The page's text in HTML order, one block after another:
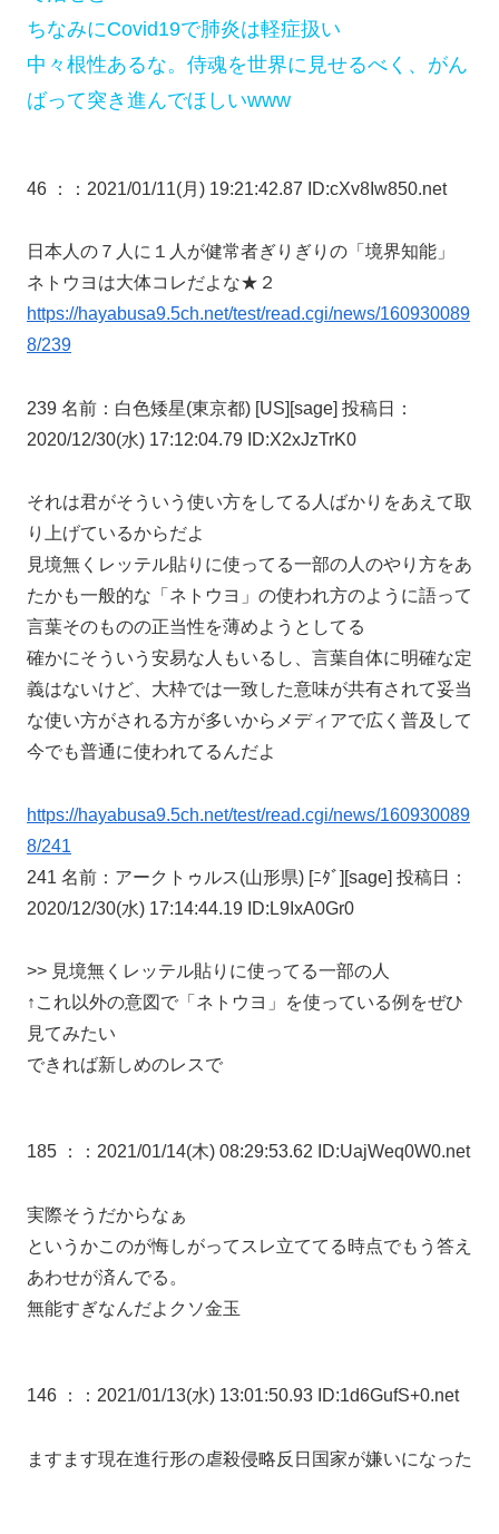
ちなみにCovid19で肺炎は軽症扱い
中々根性あるな。侍魂を世界に見せるべく、がん
ばって突き進んでほしいwww
46 ： ：2021/01/11(月) 19:21:42.87 ID:cXv8Iw850.net
日本人の７人に１人が健常者ぎりぎりの「境界知能」
ネトウヨは大体コレだよな★２
https://hayabusa9.5ch.net/test/read.cgi/news/160930089
8/239
239 名前：白色矮星(東京都) [US][sage] 投稿日：
2020/12/30(水) 17:12:04.79 ID:X2xJzTrK0
それは君がそういう使い方をしてる人ばかりをあえて取
り上げているからだよ
見境無くレッテル貼りに使ってる一部の人のやり方をあ
たかも一般的な「ネトウヨ」の使われ方のように語って
言葉そのものの正当性を薄めようとしてる
確かにそういう安易な人もいるし、言葉自体に明確な定
義はないけど、大枠では一致した意味が共有されて妥当
な使い方がされる方が多いからメディアで広く普及して
今でも普通に使われてるんだよ
https://hayabusa9.5ch.net/test/read.cgi/news/160930089
8/241
241 名前：アークトゥルス(山形県) [ﾆﾀﾞ][sage] 投稿日：
2020/12/30(水) 17:14:44.19 ID:L9IxA0Gr0
>> 見境無くレッテル貼りに使ってる一部の人
↑これ以外の意図で「ネトウヨ」を使っている例をぜひ
見てみたい
できれば新しめのレスで
185 ： ：2021/01/14(木) 08:29:53.62 ID:UajWeq0W0.net
実際そうだからなぁ
というかこのが悔しがってスレ立ててる時点でもう答え
あわせが済んでる。
無能すぎなんだよクソ金玉
146 ： ：2021/01/13(水) 13:01:50.93 ID:1d6GufS+0.net
ますます現在進行形の虐殺侵略反日国家が嫌いになった